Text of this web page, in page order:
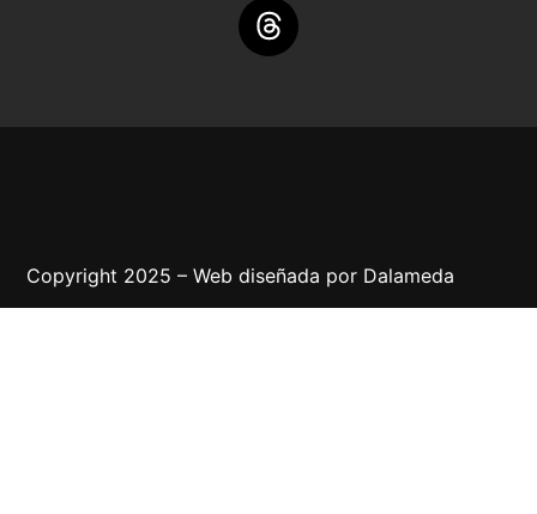
Copyright 2025 – Web diseñada por Dalameda